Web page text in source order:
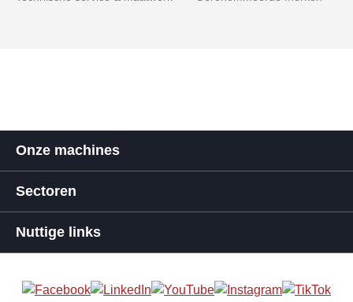
Onze machines
Sectoren
Nuttige links